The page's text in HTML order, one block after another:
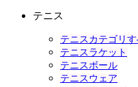
テニス
テニスカテゴリ
テニスラケット
テニスボール
テニスウェア